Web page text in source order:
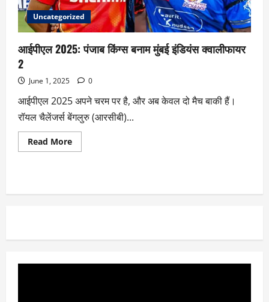
Uncategorized
आईपीएल 2025: पंजाब किंग्स बनाम मुंबई इंडियंस क्वालीफायर
2
June 1, 2025 0
आईपीएल 2025 अपने चरम पर है, और अब केवल दो मैच बाकी हैं।
रॉयल चैलेंजर्स बेंगलुरु (आरसीबी)...
Read More